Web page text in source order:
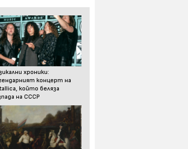
хроники:
концерт на
който беляза
на СССР